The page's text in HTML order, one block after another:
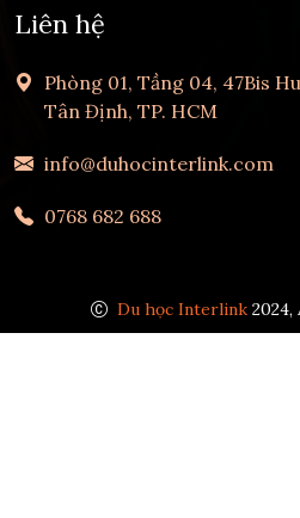
Liên hệ
Phòng 01, Tầng 04, 47Bis
Tân Định, TP. HCM
info@duhocinterlink.com
0768 682 688
Du học Interlink